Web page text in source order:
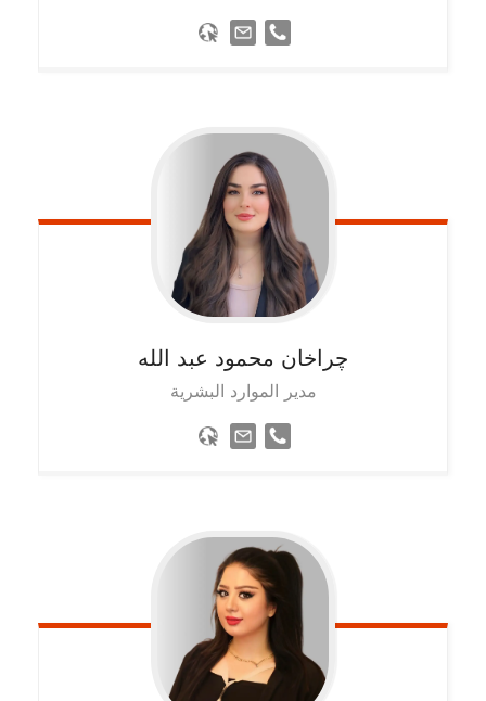
چراخان محمود عبد الله
مدير الموارد البشرية